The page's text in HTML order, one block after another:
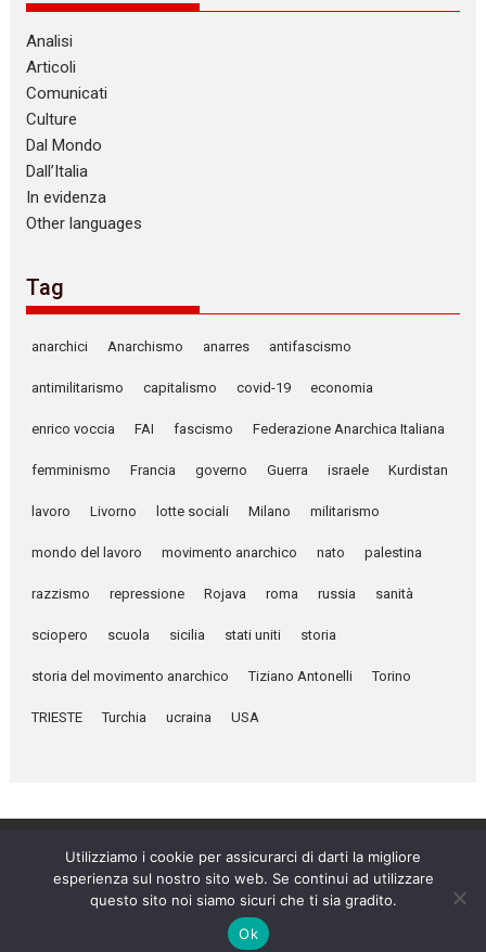
Analisi
Articoli
Comunicati
Culture
Dal Mondo
Dall’Italia
In evidenza
Other languages
Tag
anarchici Anarchismo anarres antifascismo
antimilitarismo capitalismo covid-19 economia
enrico voccia FAI fascismo Federazione Anarchica Italiana
femminismo Francia governo Guerra israele Kurdistan
lavoro Livorno lotte sociali Milano militarismo
mondo del lavoro movimento anarchico nato palestina
razzismo repressione Rojava roma russia sanità
sciopero scuola sicilia stati uniti storia
storia del movimento anarchico Tiziano Antonelli Torino
TRIESTE Turchia ucraina USA
Umanità Nova © 2026
Settimanale anarchico fondato nel 1920 da Errico Malatesta
Utilizziamo i cookie per assicurarci di darti la migliore
esperienza sul nostro sito web. Se continui ad utilizzare
questo sito noi siamo sicuri che ti sia gradito.
Ok